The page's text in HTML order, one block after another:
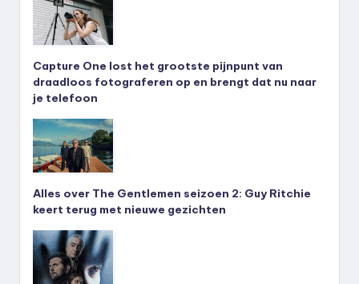
Capture One lost het grootste pijnpunt van
draadloos fotograferen op en brengt dat nu naar
je telefoon
Alles over The Gentlemen seizoen 2: Guy Ritchie
keert terug met nieuwe gezichten